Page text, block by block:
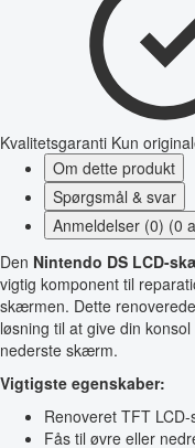
Kvalitetsgaranti Kun
Om dette produkt
Spørgsmål & svar
Anmeldelser (0) (0
Den Nintendo DS LCD-
vigtig komponent til
skærmen. Dette
løsning til at give din
nederste skærm.
Vigtigste egenskaber:
Renoveret TFT
Fås til øvre eller